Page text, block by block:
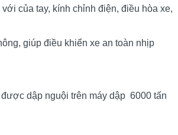
của tay, kính chỉnh điện, điều hòa xe,
giúp điều khiển xe an toàn nhịp
dập nguội trên máy dập 6000 tấn